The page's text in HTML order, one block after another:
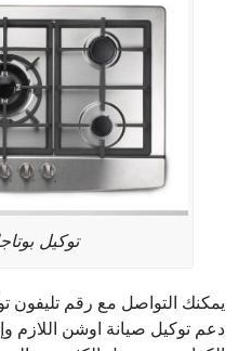
توكيل
يمكنك التواصل مع رقم
دعم توكيل صيانة اوشن اللازم